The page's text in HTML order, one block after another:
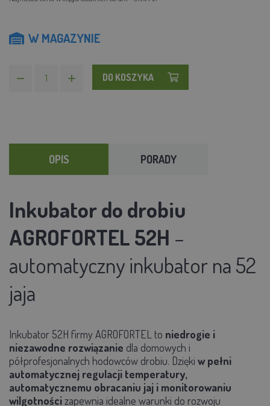
W MAGAZYNIE
DO KOSZYKA
OPIS PORADY
Inkubator do drobiu
AGROFORTEL 52H –
automatyczny inkubator na 52
jaja
Inkubator 52H firmy AGROFORTEL to niedrogie i
niezawodne rozwiązanie dla domowych i
półprofesjonalnych hodowców drobiu. Dzięki w pełni
automatycznej regulacji temperatury,
automatycznemu obracaniu jaj i monitorowaniu
wilgotnościzapewnia idealne warunki do rozwoju